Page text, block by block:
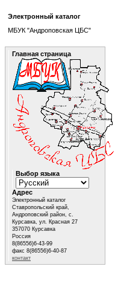
Электронный каталог
МБУК "Андроповская ЦБС"
Главная страница
Выбор языка
Адрес
Электронный каталог
Ставропольский край,
Андроповский район, с.
Курсавка, ул. Красная 27
357070 Курсавка
Россия
8(86556)6-43-99
факс 8(86556)6-40-87
контакт